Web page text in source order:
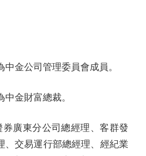
金公司管理委員會成員。
金財富總裁。
廣東分公司總經理、客群發
、交易運行部總經理、經紀業